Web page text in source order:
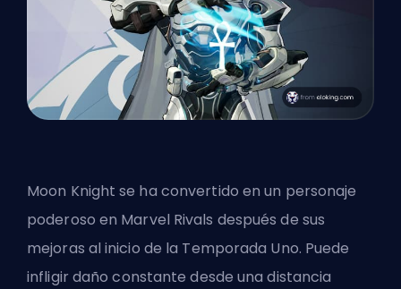
Moon Knight se ha convertido en un personaje
poderoso en Marvel Rivals después de sus
mejoras al inicio de la Temporada Uno. Puede
infligir daño constante desde una distancia